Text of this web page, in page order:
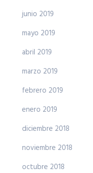
junio 2019
mayo 2019
abril 2019
marzo 2019
febrero 2019
enero 2019
diciembre 2018
noviembre 2018
octubre 2018